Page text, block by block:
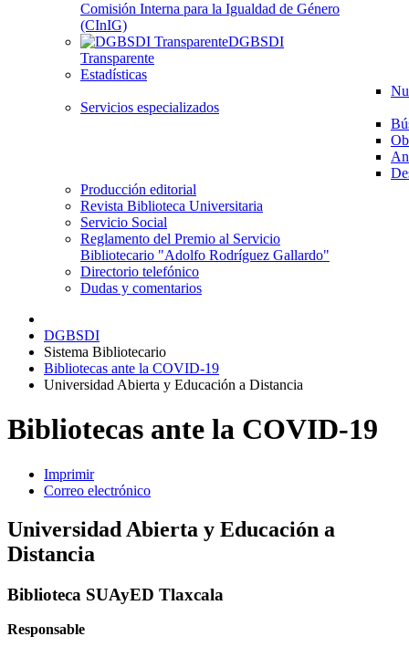
Comisión Interna para la Igualdad de Género
(CInIG)
DGBSDI
Transparente
Estadísticas
Servicios especializados
Producción editorial
Revista Biblioteca Universitaria
Servicio Social
Reglamento del Premio al Servicio
Bibliotecario "Adolfo Rodríguez Gallardo"
Directorio telefónico
Dudas y comentarios
DGBSDI
Sistema Bibliotecario
Bibliotecas ante la COVID-19
Universidad Abierta y Educación a Distancia
Bibliotecas ante la COVID-19
Imprimir
Correo electrónico
Universidad Abierta y Educación a
Distancia
Biblioteca SUAyED Tlaxcala
Responsable